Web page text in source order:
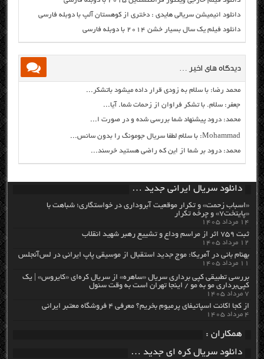
دانلود انیمیشن سریالی هایدی : دختری از کوهستان آلپ با دوبله فارسی
دانلود فیلم یک سال بسیار خشن ۲۰۱۴ با دوبله فارسی
دیدگاه های اخیر …
محمد رضا: با سلام به زودی قرار داده میشود باتشکر...
جعفر: سلام. با تشکر فراوان از زحمات شما. آیا...
محمد: درود پیشنهاد شما بررسی شده و در صورت ا...
Mohammad: با سلام لطفا سریال جومونگ را بدون سانس...
محمد: درود بر شما از این که راضی هستید خرسند...
دانلود سریال ایرانی جدید …
«اسباب زحمت» و تکرار موقعیت آبروداری در خواستگاری؛ شباهت با
«پایتخت۷» و چرخه تکرار
۱۴ مرداد ۱۴۰۵
ثبت ۷۵۹ اثر از مراسم وداع و تشییع رهبر شهید انقلاب
۱۲ مرداد ۱۴۰۵
بهنام بانی در آمریکا: موج جدید استقبال از موسیقی پاپ ایرانی در لس‌آنجلس
۱۱ مرداد ۱۴۰۵
بررسی تطبیقی کپی برداری سریال «ساهره» از سریال کره‌ای «کایروس» | یک
کپی‌برداری مو به مو / اینجا تهران است به وقت سئول
۷ مرداد ۱۴۰۵
از کجا اکانت اسپاتیفای پرمیوم بخریم؟ معرفی ۴ فروشگاه معتبر ایرانی
۴ مرداد ۱۴۰۵
همکاران :
دانلود سریال کره ای جدید …